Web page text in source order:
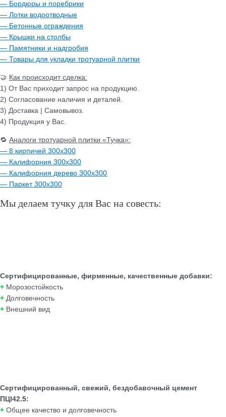
— Бордюры и поребрики
— Лотки водоотводные
— Бетонные ограждения
— Крышки на столбы
— Памятники и надгробия
— Товары для укладки тротуарной плитки
🤝 Как происходит сделка:
1) От Вас приходит запрос на продукцию.
2) Согласование наличия и деталей.
3) Доставка | Самовывоз.
4) Продукция у Вас.
🔁 Аналоги тротуарной плитки «Тучка»:
— 8 кирпичей 300х300
— Калифорния 300х300
— Калифорния дерево 300х300
— Паркет 300х300
Мы делаем тучку для Вас на совесть:
Сертифицированные, фирменные, качественные добавки:
+ Морозостойкость
+ Долговечность
+ Внешний вид
Сертифицированный, свежий, бездобавочный цемент
ПЦI42.5:
+ Общее качество и долговечность